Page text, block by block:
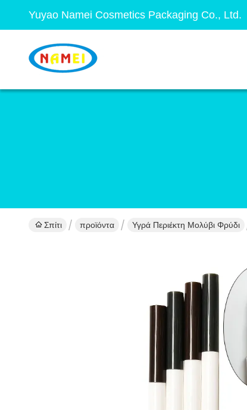
Yuyao Namei Cosmetics Packaging Co., Ltd.
Σπίτι προϊόντα Υγρά Περιέκτη Μολύβι Φρύδι